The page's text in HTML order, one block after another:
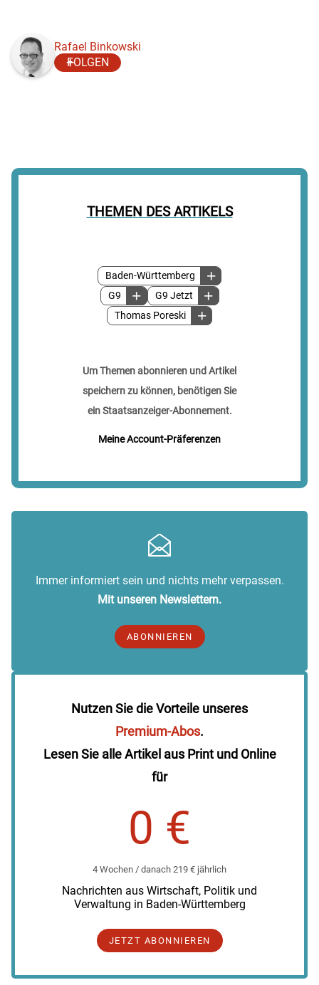
THEMEN DES ARTIKELS
Baden-Württemberg
G9
G9 Jetzt
Thomas Poreski
Um Themen abonnieren und Artikel
speichern zu können, benötigen Sie
ein Staatsanzeiger-Abonnement.
Meine Account-Präferenzen
Rafael Binkowski
FOLGEN
Immer informiert sein und nichts mehr verpassen.
Mit unseren Newslettern.
ABONNIEREN
Nutzen Sie die Vorteile unseres
Premium-Abos.
Lesen Sie alle Artikel aus Print und Online
für
0 €
4 Wochen / danach 219 € jährlich
Nachrichten aus Wirtschaft, Politik und
Verwaltung in Baden-Württemberg
JETZT ABONNIEREN